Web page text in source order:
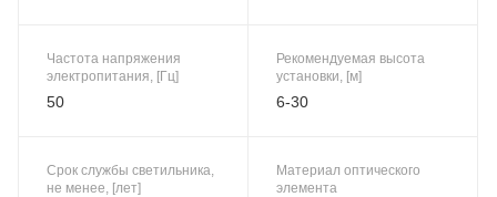
Частота напряжения
электропитания, [Гц]
50
Рекомендуемая высота
установки, [м]
6-30
Срок службы светильника,
не менее, [лет]
Материал оптического
элемента